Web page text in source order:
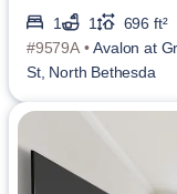
1 1
696 ft²
#9579A •Avalon at
St, North Bethesda